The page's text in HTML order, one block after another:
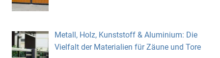
Metall, Holz, Kunststoff & Aluminium: Die
Vielfalt der Materialien für Zäune und Tore